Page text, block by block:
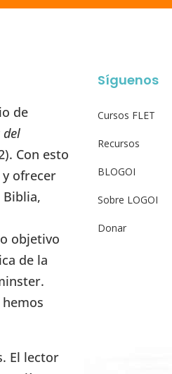
de
del
Con esto
ofrecer
Biblia,
objetivo
de la
El lector
Síguenos
Cursos FLET
Recursos
BLOGOI
Sobre LOGOI
Donar